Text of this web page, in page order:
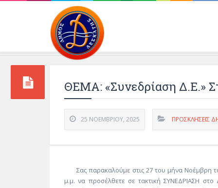
ΘΕΜΑ: «Συνεδρίαση Δ.Ε.»
25 ΝΟΕΜΒΡΊΟΥ, 2025 ΠΡΟΣΚΛΗΣΕΙΣ
Σας παρακαλούμε στις 27 του μήνα Νοέμβρη
μ.μ. να προσέλθετε σε τακτική ΣΥΝΕΔΡΙΑΣΗ